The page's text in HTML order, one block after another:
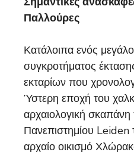
Παλλούρες
Κατάλοιπα ενός
συγκροτήματος
εκταρίων που
Ύστερη εποχή του
αρχαιολογική
Πανεπιστημίου Leiden
αρχαίο οικισμό